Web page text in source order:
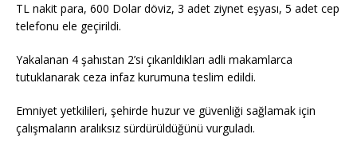
TL nakit para, 600 Dolar döviz, 3 adet ziynet eşyası, 5 adet cep
telefonu ele geçirildi.
Yakalanan 4 şahıstan 2’si çıkarıldıkları adli makamlarca
tutuklanarak ceza infaz kurumuna teslim edildi.
Emniyet yetkilileri, şehirde huzur ve güvenliği sağlamak için
çalışmaların aralıksız sürdürüldüğünü vurguladı.